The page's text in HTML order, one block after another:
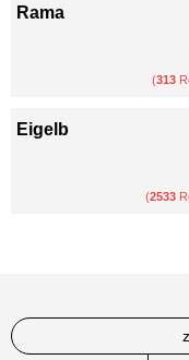
Rama
(313
Eigelb
(2533